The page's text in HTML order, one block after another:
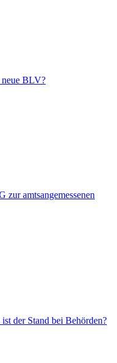
BLV?
zur amtsangemessenen
der Stand bei Behörden?